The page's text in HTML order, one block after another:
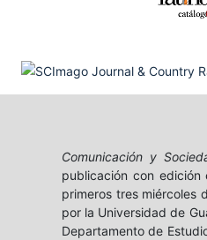
Comunicación y
publicación con edición
primeros tres miércoles
por la Universidad de
Departamento de